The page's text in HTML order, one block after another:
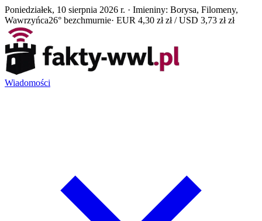
Poniedziałek, 10 sierpnia 2026 r. · Imieniny: Borysa, Filomeny,
Wawrzyńca26° bezchmurnie· EUR 4,30 zł zł / USD 3,73 zł zł
Wiadomości